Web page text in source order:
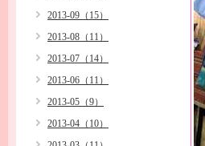
2013-09（15）
2013-08（11）
2013-07（14）
2013-06（11）
2013-05（9）
2013-04（10）